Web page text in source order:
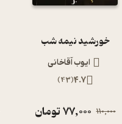
خورشید نیمه شب
ایوب آقاخانی
4.7
(
43
)
110,000
77,000تومان